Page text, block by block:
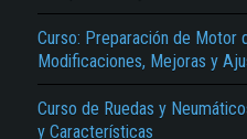
Curso: Preparación de Motor
Modificaciones, Mejoras y
Curso de Ruedas y
y Características